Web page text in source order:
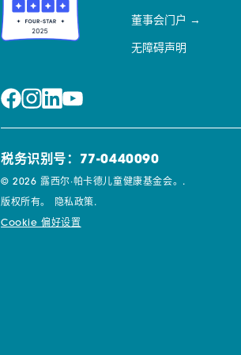
董事会门户
无障碍声明
税务识别号：77-0440090
© 2026 露西尔·帕卡德儿童健康基金会。.
版权所有。 隐私政策.
Cookie 偏好设置